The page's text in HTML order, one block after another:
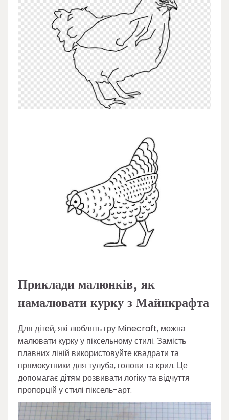
Приклади малюнків, як
намалювати курку з Майнкрафта
Для дітей, які люблять гру Minecraft, можна
малювати курку у піксельному стилі. Замість
плавних ліній використовуйте квадрати та
прямокутники для тулуба, голови та крил. Це
допомагає дітям розвивати логіку та відчуття
пропорцій у стилі піксель-арт.